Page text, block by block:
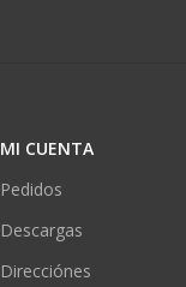
MI CUENTA
Pedidos
Descargas
Direcciónes